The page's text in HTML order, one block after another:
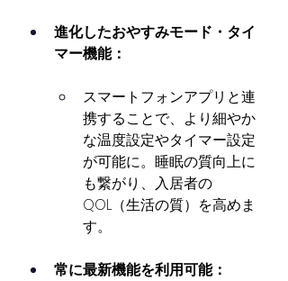
進化したおやすみモード・タイ
マー機能：
スマートフォンアプリと連
携することで、より細やか
な温度設定やタイマー設定
が可能に。睡眠の質向上に
も繋がり、入居者の
QOL（生活の質）を高めま
す。
常に最新機能を利用可能：